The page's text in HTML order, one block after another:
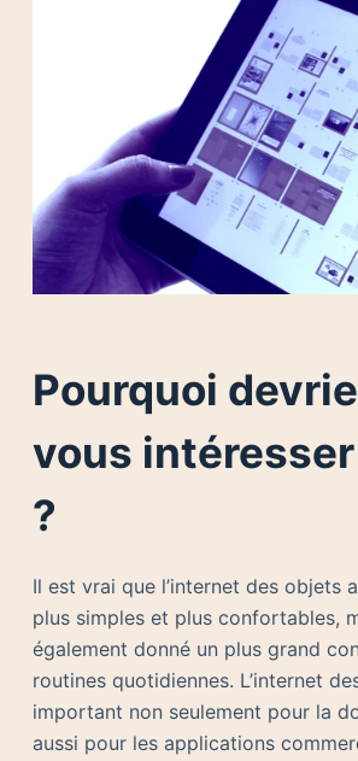
Pourquoi
vous intéresser
?
Il est vrai que l’internet des objets
plus simples et plus confortables,
également donné un plus grand
routines quotidiennes. L’internet
important non seulement pour la
aussi pour les applications